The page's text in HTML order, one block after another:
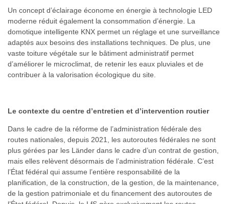
Un concept d’éclairage économe en énergie à technologie LED
moderne réduit également la consommation d’énergie. La
domotique intelligente KNX permet un réglage et une surveillance
adaptés aux besoins des installations techniques. De plus, une
vaste toiture végétale sur le bâtiment administratif permet
d’améliorer le microclimat, de retenir les eaux pluviales et de
contribuer à la valorisation écologique du site.
Le contexte du centre d’entretien et d’intervention routier
Dans le cadre de la réforme de l’administration fédérale des
routes nationales, depuis 2021, les autoroutes fédérales ne sont
plus gérées par les Länder dans le cadre d’un contrat de gestion,
mais elles relèvent désormais de l’administration fédérale. C’est
l’État fédéral qui assume l’entière responsabilité de la
planification, de la construction, de la gestion, de la maintenance,
de la gestion patrimoniale et du financement des autoroutes de